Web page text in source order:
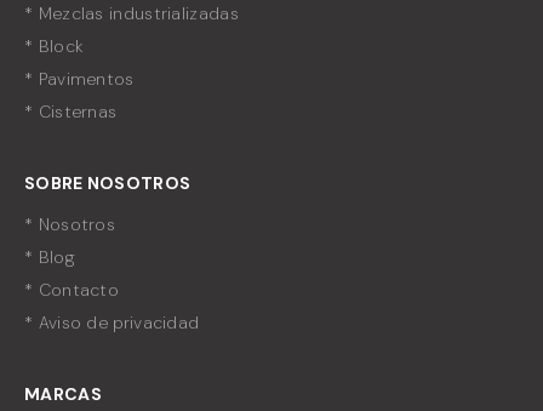
* Mezclas industrializadas
* Block
* Pavimentos
* Cisternas
SOBRE NOSOTROS
* Nosotros
* Blog
* Contacto
* Aviso de privacidad
MARCAS